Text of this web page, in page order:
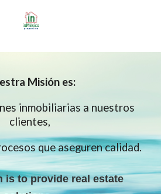
Misión es:
inmobiliarias a nuestros
clientes,
que aseguren calidad.
is to provide real estate